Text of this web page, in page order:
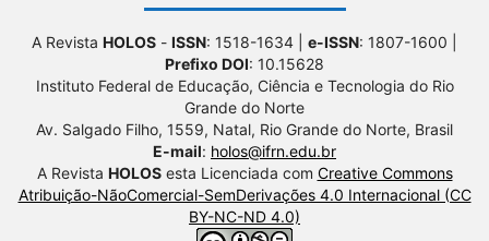
A Revista HOLOS - ISSN: 1518-1634 | e-ISSN: 1807-1600 |
Prefixo DOI: 10.15628
Instituto Federal de Educação, Ciência e Tecnologia do Rio
Grande do Norte
Av. Salgado Filho, 1559, Natal, Rio Grande do Norte, Brasil
E-mail: holos@ifrn.edu.br
A Revista HOLOSesta Licenciada com Creative Commons
Atribuição-NãoComercial-SemDerivações 4.0 Internacional (CC
BY-NC-ND 4.0)